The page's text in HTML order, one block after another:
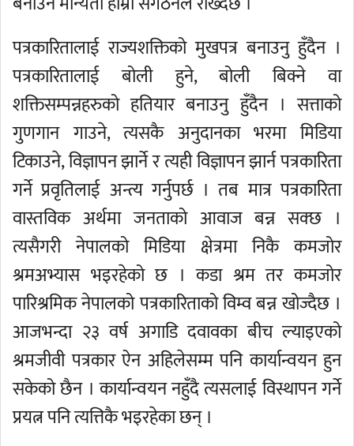
पत्रकारितालाई राज्यशक्तिको मुखपत्र बनाउनु हुँदैन ।
पत्रकारितालाई बोली हुने, बोली बिक्ने वा
शक्तिसम्पन्नहरुको हतियार बनाउनु हुँदैन । सत्ताको
गुणगान गाउने, त्यसकै अनुदानका भरमा मिडिया
टिकाउने, विज्ञापन झार्ने र त्यही विज्ञापन झार्न पत्रकारिता
गर्ने प्रवृतिलाई अन्त्य गर्नुपर्छ । तब मात्र पत्रकारिता
वास्तविक अर्थमा जनताको आवाज बन्न सक्छ ।
त्यसैगरी नेपालको मिडिया क्षेत्रमा निकै कमजोर
श्रमअभ्यास भइरहेको छ । कडा श्रम तर कमजोर
पारिश्रमिक नेपालको पत्रकारिताको विम्व बन्न खोज्दैछ ।
आजभन्दा २३ वर्ष अगाडि दवावका बीच ल्याइएको
श्रमजीवी पत्रकार ऐन अहिलेसम्म पनि कार्यान्वयन हुन
सकेको छैन । कार्यान्वयन नहुँदै त्यसलाई विस्थापन गर्ने
प्रयत्न पनि त्यत्तिकै भइरहेका छन् ।